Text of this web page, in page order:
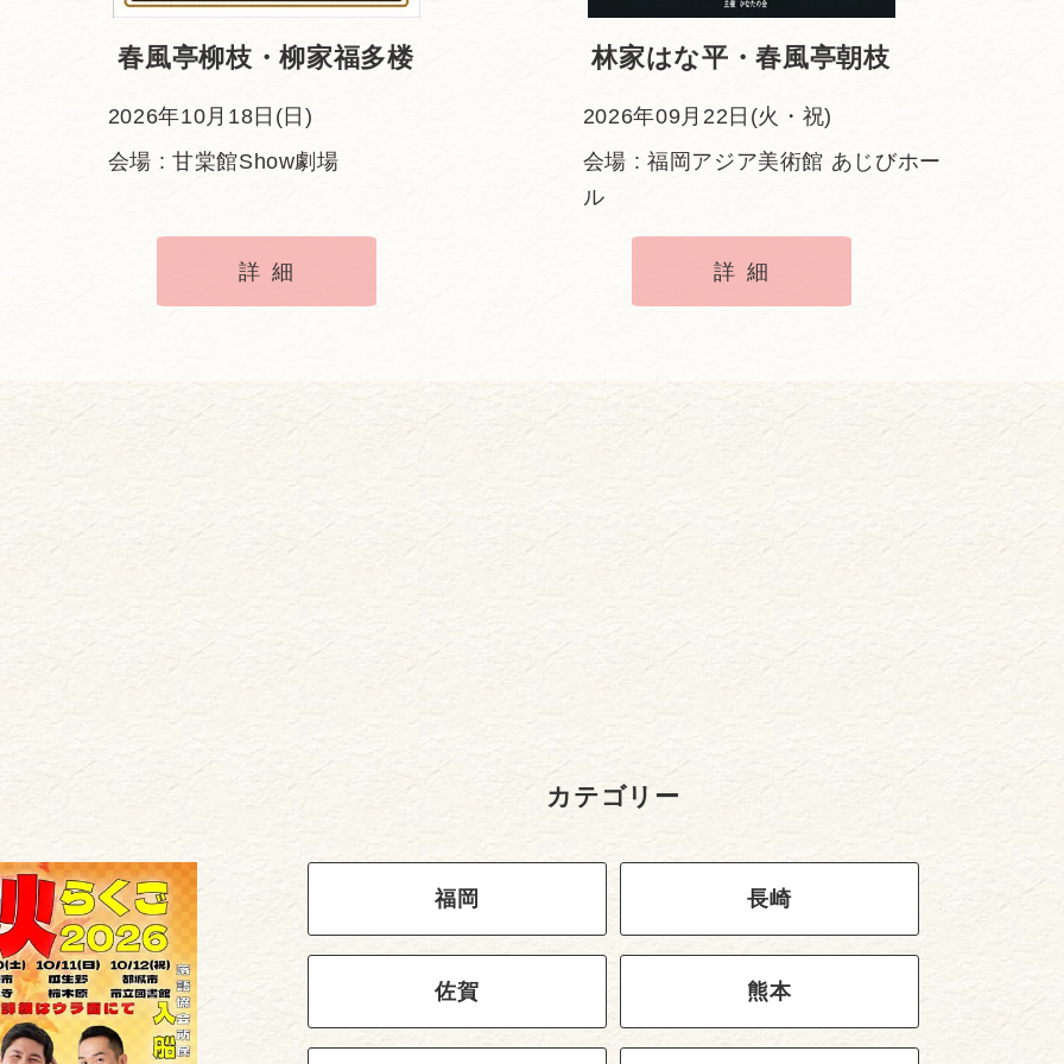
春風亭柳枝・柳家福多楼
2026年10月18日(日)
会場 : 甘棠館Show劇場
詳細
林家はな平・春風亭朝枝
2026年09月22日(火・祝)
会場 : 福岡アジア美術館 あじびホー
ル
詳細
カテゴリー
福岡 長崎
佐賀 熊本